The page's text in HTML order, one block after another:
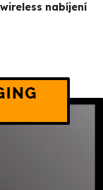
wireless nabíjení